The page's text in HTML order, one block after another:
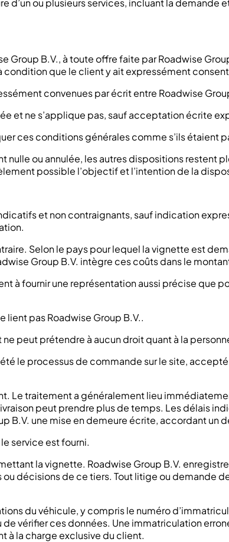
ou plusieurs services, incluant la demande
B.V., à toute offre faite par Roadwise
que le client y ait expressément
convenues par écrit entre Roadwise
et ne s’applique pas, sauf acceptation écrite
ces conditions générales comme s’ils étaient
ou annulée, les autres dispositions restent
possible l’objectif et l’intention de la
et non contraignants, sauf indication
Selon le pays pour lequel la vignette est
Group B.V. intègre ces coûts dans le
à fournir une représentation aussi précise que
lient pas Roadwise Group B.V..
peut prétendre à aucun droit quant à la
le processus de commande sur le site,
Le traitement a généralement lieu
peut prendre plus de temps. Les délais
B.V. une mise en demeure écrite, accordant un
service est fourni.
la vignette. Roadwise Group B.V.
décisions de ce tiers. Tout litige ou demande
du véhicule, y compris le numéro
vérifier ces données. Une immatriculation
à la charge exclusive du client.